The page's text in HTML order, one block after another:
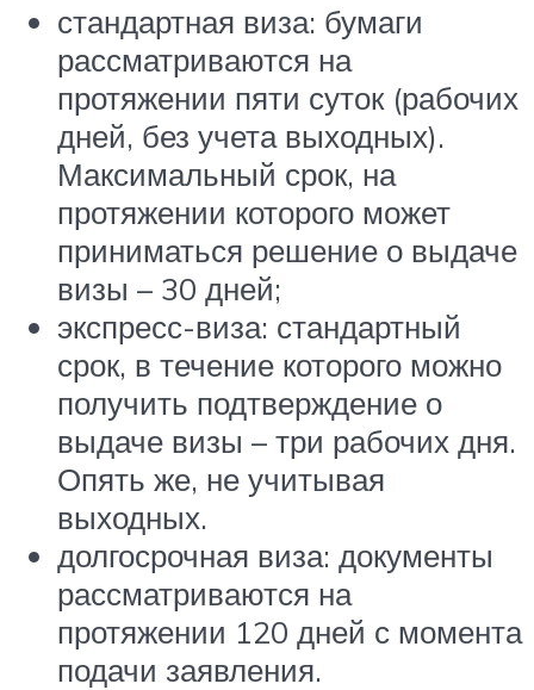
стандартная виза: бумаги
рассматриваются на
протяжении пяти суток (рабочих
дней, без учета выходных).
Максимальный срок, на
протяжении которого может
приниматься решение о выдаче
визы – 30 дней;
экспресс-виза: стандартный
срок, в течение которого можно
получить подтверждение о
выдаче визы – три рабочих дня.
Опять же, не учитывая
выходных.
долгосрочная виза: документы
рассматриваются на
протяжении 120 дней с момента
подачи заявления.